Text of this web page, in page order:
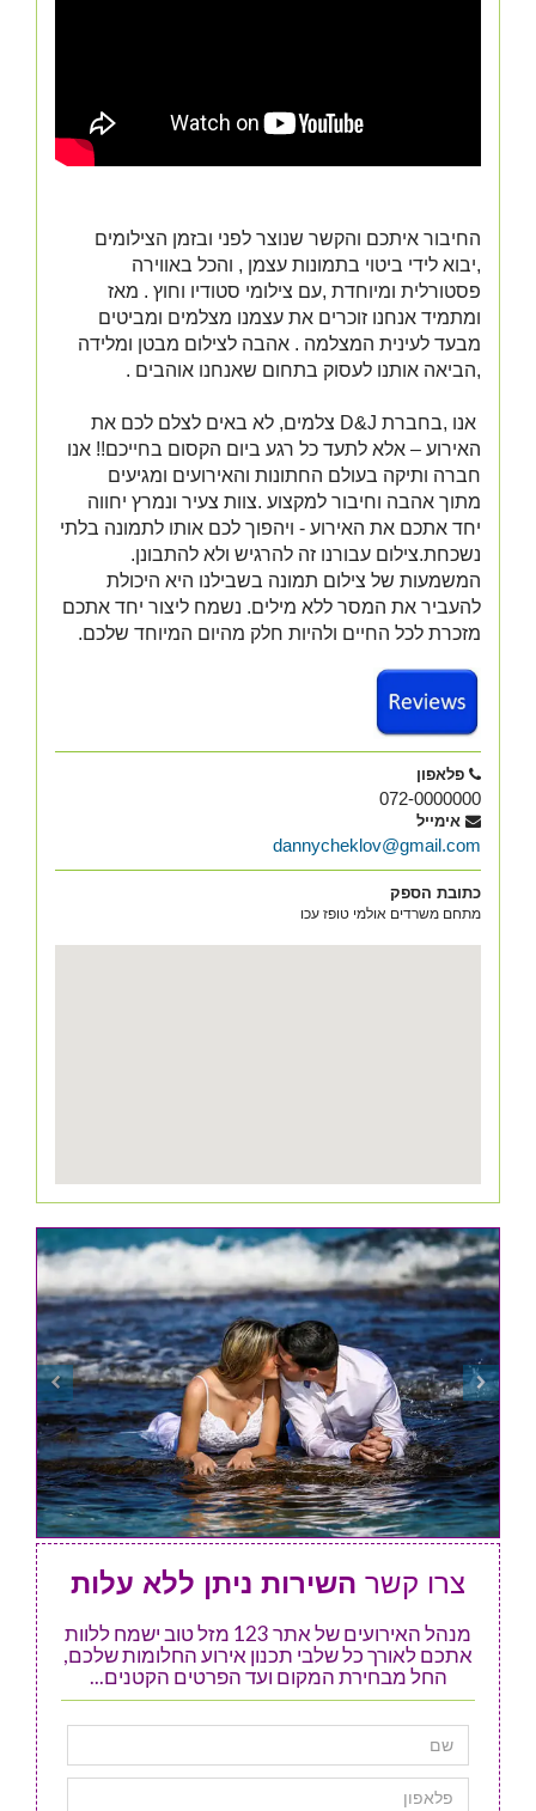
החיבור איתכם והקשר שנוצר לפני ובזמן הצילומים
,יבוא לידי ביטוי בתמונות עצמן , והכל באווירה
פסטורלית ומיוחדת ,עם צילומי סטודיו וחוץ . מאז
ומתמיד אנחנו זוכרים את עצמנו מצלמים ומביטים
מבעד לעינית המצלמה . אהבה לצילום מבטן ומלידה
,הביאה אותנו לעסוק בתחום שאנחנו אוהבים .
אנו ,בחברת D&J צלמים, לא באים לצלם לכם את
האירוע – אלא לתעד כל רגע ביום הקסום בחייכם!! אנו
חברה ותיקה בעולם החתונות והאירועים ומגיעים
מתוך אהבה וחיבור למקצוע .צוות צעיר ונמרץ יחווה
יחד אתכם את האירוע - ויהפוך לכם אותו לתמונה בלתי
נשכחת.צילום עבורנו זה להרגיש ולא להתבונן.
המשמעות של צילום תמונה בשבילנו היא היכולת
להעביר את המסר ללא מילים. נשמח ליצור יחד אתכם
מזכרת לכל החיים ולהיות חלק מהיום המיוחד שלכם.
פלאפון
072-0000000
אימייל
dannycheklov@gmail.com
כתובת הספק
מתחם משרדים אולמי טופז עכו
צרו קשר השירות ניתן ללא עלות
מנהל האירועים של אתר 123 מזל טוב ישמח ללוות
אתכם לאורך כל שלבי תכנון אירוע החלומות שלכם,
החל מבחירת המקום ועד הפרטים הקטנים...